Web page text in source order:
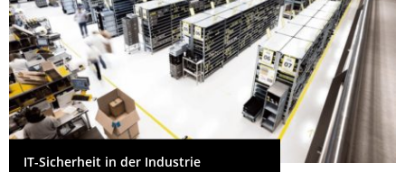
IT-Sicherheit in der Industrie